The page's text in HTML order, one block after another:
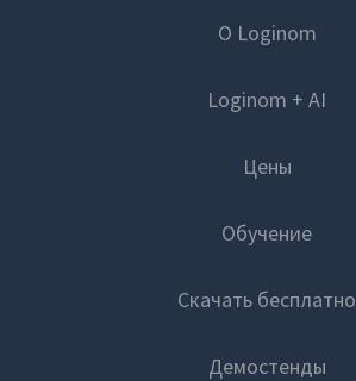
О Loginom
Loginom + AI
Цены
Обучение
Скачать бесплатно
Демостенды